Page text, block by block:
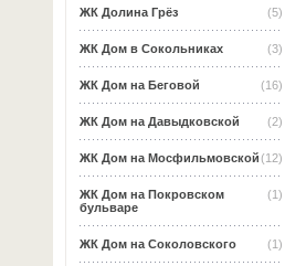
(5)
ЖК Долина Грёз
(3)
ЖК Дом в Сокольниках
(16)
ЖК Дом на Беговой
(2)
ЖК Дом на Давыдковской
(12)
ЖК Дом на Мосфильмовской
(1)
ЖК Дом на Покровском
бульваре
(1)
ЖК Дом на Соколовского